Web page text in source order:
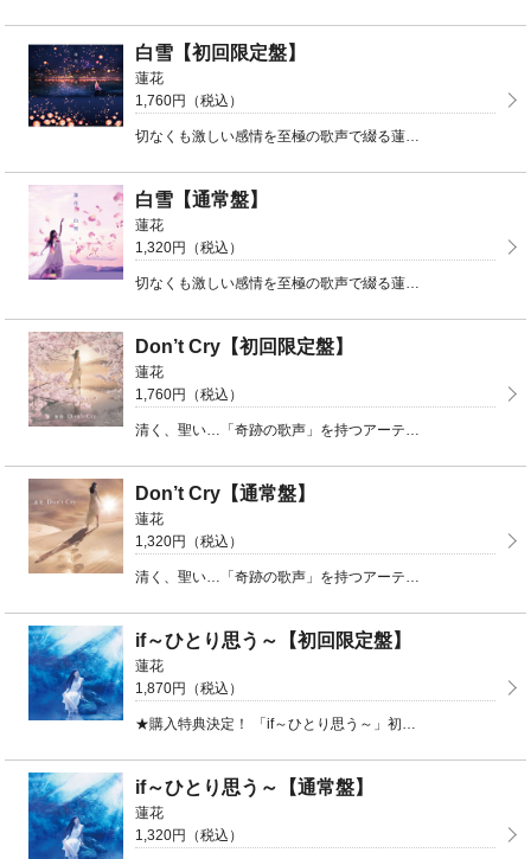
白雪【初回限定盤】
蓮花
1,760円（税込）
切なくも激しい感情を至極の歌声で綴る蓮花3rdシングル『白雪』リリース決定！TVアニメ「信長の忍び」 ...
白雪【通常盤】
蓮花
1,320円（税込）
切なくも激しい感情を至極の歌声で綴る蓮花3rdシングル『白雪』リリース決定！TVアニメ「信長の忍び」 ...
Don’t Cry【初回限定盤】
蓮花
1,760円（税込）
清く、聖い…「奇跡の歌声」を持つアーティスト「蓮花」、待望の2ndシングル！メディアミックス作品「薄 ...
Don’t Cry【通常盤】
蓮花
1,320円（税込）
清く、聖い…「奇跡の歌声」を持つアーティスト「蓮花」、待望の2ndシングル！メディアミックス作品「薄 ...
if～ひとり思う～【初回限定盤】
蓮花
1,870円（税込）
★購入特典決定！ 「if～ひとり思う～」初回限定盤・通常盤のいずれかをご購入いただきますと、「ミニク ...
if～ひとり思う～【通常盤】
蓮花
1,320円（税込）